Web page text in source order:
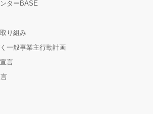
ターBASE
り組み
一般事業主行動計画
言